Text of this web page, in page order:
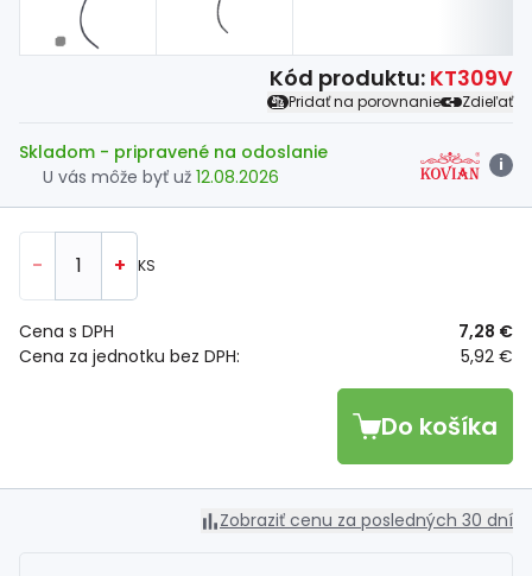
Kód produktu: KT309V
Pridať na porovnanie Zdieľať
Skladom - pripravené na odoslanie
U vás môže byť už 12.08.2026
i
- + KS
Cena za jednotku bez DPH: 5,92 €
Cena s DPH 7,28 €
Do košíka
Zobraziť cenu za posledných 30 dní